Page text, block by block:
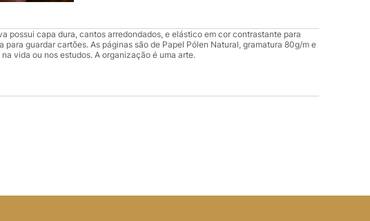
possui capa dura, cantos arredondados, e elástico em cor contrastante para
guardar cartões. As páginas são de Papel Pólen Natural, gramatura 80g/m e
vida ou nos estudos. A organização é uma arte.